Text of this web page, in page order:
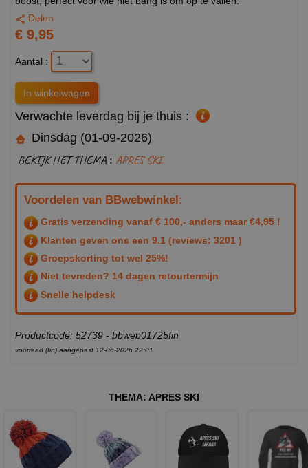
Delen
€ 9,95
Aantal :
Verwachte leverdag bij je thuis :
Dinsdag (01-09-2026)
BEKIJK HET THEMA : APRES SKI
Voordelen van BBwebwinkel:
Gratis verzending vanaf € 100,- anders maar €4,95 !
Klanten geven ons een 9.1 (reviews: 3201 )
Groepskorting tot wel 25%!
Niet tevreden? 14 dagen retourtermijn
Snelle helpdesk
Productcode: 52739 - bbweb01725fin
voorraad (fin) aangepast 12-06-2026 22:01
THEMA: APRES SKI